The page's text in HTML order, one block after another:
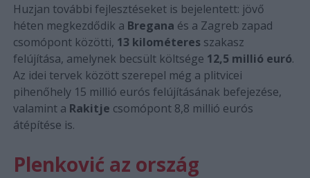
Huzjan további fejlesztéseket is bejelentett: jövő
héten megkezdődik a Bregana és a Zagreb zapad
csomópont közötti, 13 kilométeresszakasz
felújítása, amelynek becsült költsége 12,5 millió euró.
Az idei tervek között szerepel még a plitvicei
pihenőhely 15 millió eurós felújításának befejezése,
valamint a Rakitje csomópont 8,8 millió eurós
átépítése is.
Plenković az ország